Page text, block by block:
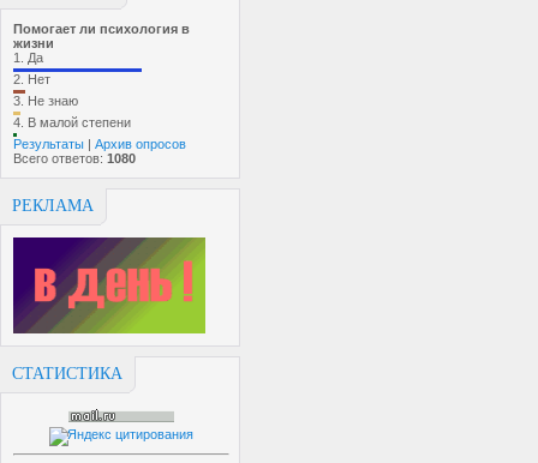
Помогает ли психология в
жизни
1. Да
2. Нет
3. Не знаю
4. В малой степени
Результаты | Архив опросов
Всего ответов: 1080
РЕКЛАМА
СТАТИСТИКА